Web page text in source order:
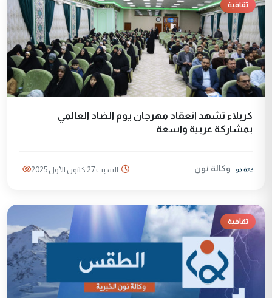
ثقافية
كربلاء تشهد انعقاد مهرجان يوم الضاد العالمي
بمشاركة عربية واسعة
وكالة نون السبت 27 كانون الأول 2025
ثقافية